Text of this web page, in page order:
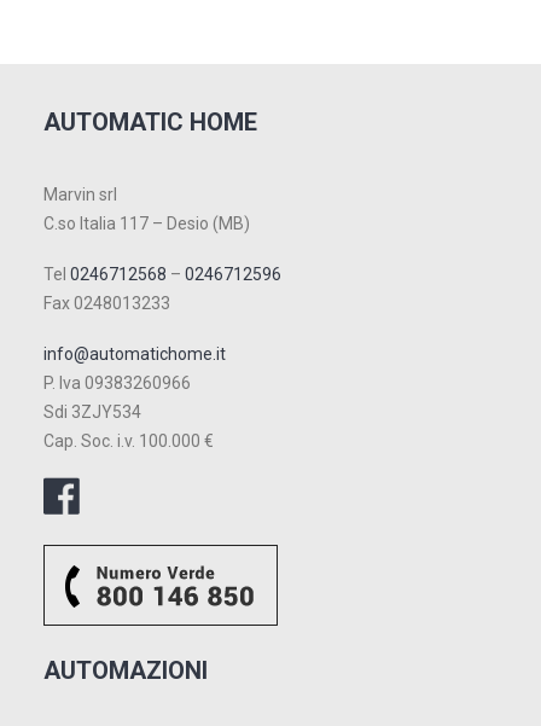
AUTOMATIC HOME
Marvin srl
C.so Italia 117 – Desio (MB)
Tel 0246712568 – 0246712596
Fax 0248013233
info@automatichome.it
P. Iva 09383260966
Sdi 3ZJY534
Cap. Soc. i.v. 100.000 €
AUTOMAZIONI